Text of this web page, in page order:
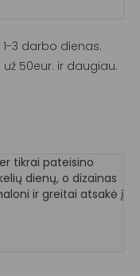
3 darbo dienas.
50eur. ir daugiau.
tikrai pateisino
dienų, o dizainas
ir greitai atsakė į